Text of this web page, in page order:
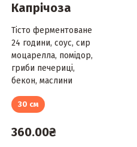
Капрічоза
Тісто ферментоване
24 години, соус, сир
моцарелла, помідор,
гриби печериці,
бекон, маслини
30 см
360.00₴